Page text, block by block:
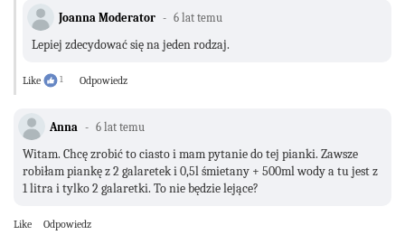
Joanna Moderator 6 lat temu
Lepiej zdecydować się na jeden rodzaj.
Like 1 Odpowiedz
Anna 6 lat temu
Witam. Chcę zrobić to ciasto i mam pytanie do tej pianki. Zawsze
robiłam piankę z 2 galaretek i 0,5l śmietany + 500ml wody a tu jest z
1 litra i tylko 2 galaretki. To nie będzie lejące?
Like Odpowiedz